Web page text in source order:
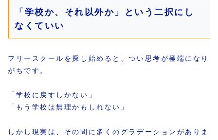
「学校か、それ以外か」という二択にし
なくていい
フリースクールを探し始めると、つい思考が極端になり
がちです。
「学校に戻すしかない」
「もう学校は無理かもしれない」
しかし現実は、その間に多くのグラデーションがありま